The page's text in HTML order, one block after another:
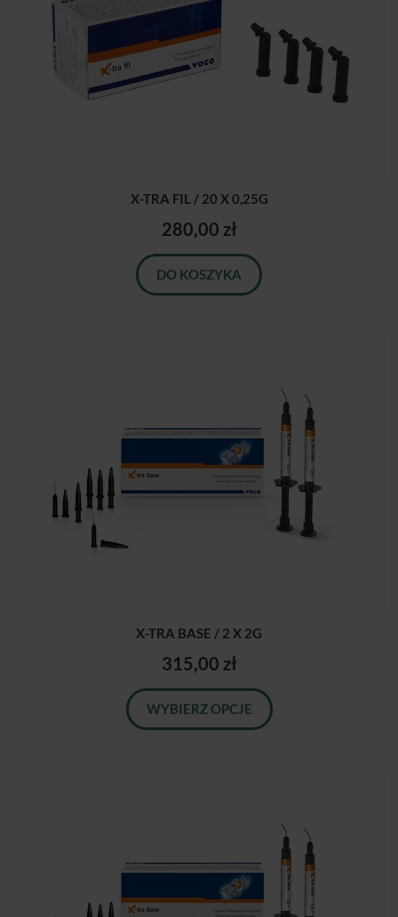
X-TRA FIL / 20 X 0,25G
280,00 zł
DO KOSZYKA
X-TRA BASE / 2 X 2G
315,00 zł
WYBIERZ OPCJE